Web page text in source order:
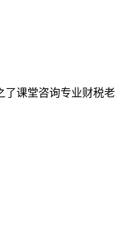
了课堂咨询专业财税老